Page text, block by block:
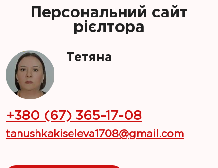
Персональний сайт
рієлтора
Тетяна
+380 (67) 365-17-08
tanushkakiseleva1708@gmail.com